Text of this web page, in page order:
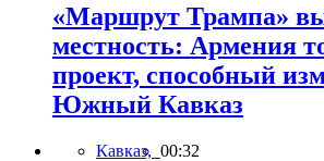
«Маршрут Трампа»
местность: Армения
проект, способный
Южный Кавказ
Кавказ, 00:32